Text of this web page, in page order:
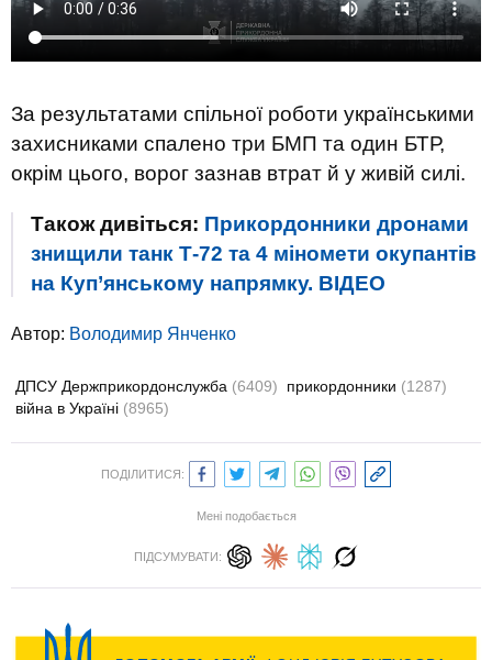
За результатами спільної роботи українськими
захисниками спалено три БМП та один БТР,
окрім цього, ворог зазнав втрат й у живій силі.
Також дивіться: Прикордонники дронами
знищили танк Т-72 та 4 міномети окупантів
на Куп’янському напрямку. ВIДЕО
Автор: Володимир Янченко
ДПСУ Держприкордонслужба (6409) прикордонники (1287)
війна в Україні (8965)
ПОДІЛИТИСЯ:
Мені подобається
ПІДСУМУВАТИ: